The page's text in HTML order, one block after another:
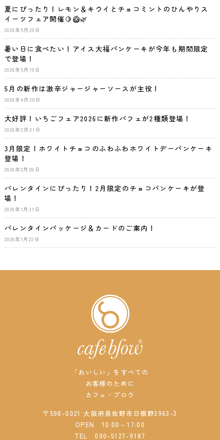
夏にぴったり！レモン＆キウイとチョコミントのひんやりス
イーツフェア開催🍋🥝🌿
2026年5月29日
暑い日に食べたい！アイス大福パンケーキが今年も期間限定
で登場！
2026年5月19日
5月の新作は激辛ジャージャーソースが主役！
2026年4月30日
大好評！いちごフェア2026に新作パフェが2種類登場！
2026年3月31日
3月限定！ホワイトチョコのふわふわホワイトデーパンケーキ
登場！
2026年2月28日
バレンタインにぴったり！2月限定のチョコパンケーキが登
場！
2026年1月31日
バレンタインパッケージ＆カードのご案内！
2026年1月22日
「おいしい」をすべての
お客様のために
カフェ・ブロウ
〒598-0021 大阪府泉佐野市日根野3963-3
OPEN 10:00～17:00
TEL090-5127-9187